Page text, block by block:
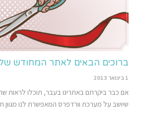
ברוכים הבאים לאתר המחודש של
1 בינואר 2013
אם כבר ביקרתם באתרינו בעבר, תוכלו לראות
שיושב על מערכת וורדפרס המאפשרת לנו מגוון